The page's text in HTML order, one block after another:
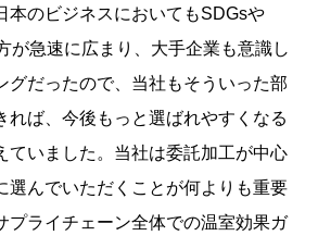
本のビジネスにおいてもSDGsや
が急速に広まり、大手企業も意識し
グだったので、当社もそういった部
れば、今後もっと選ばれやすくなる
ていました。当社は委託加工が中心
選んでいただくことが何よりも重要
プライチェーン全体での温室効果ガ